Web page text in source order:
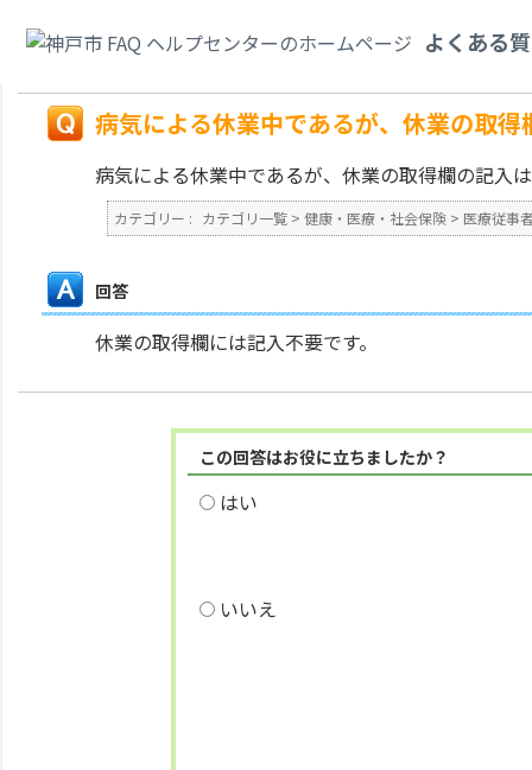
よくある
あるが、休業の取得欄の記入はどうすればよいですか。
病気による休業中であるが、休業の取
病気による休業中であるが、休業の取得欄の記入
カテゴリー : カテゴリ一覧 > 健康・医療・社会保険 > 医療従事
回答
休業の取得欄には記入不要です。
この回答はお役に立ちましたか？
はい
いいえ